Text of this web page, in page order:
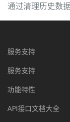
通过清理历史数
服务支持
服务支持
功能特性
API接口文档大全